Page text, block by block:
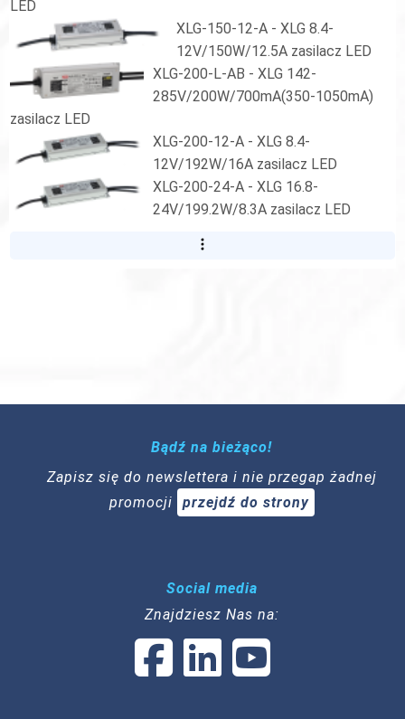
LED
XLG-150-12-A - XLG 8.4-
12V/150W/12.5A zasilacz LED
XLG-200-L-AB - XLG 142-
285V/200W/700mA(350-1050mA)
zasilacz LED
XLG-200-12-A - XLG 8.4-
12V/192W/16A zasilacz LED
XLG-200-24-A - XLG 16.8-
24V/199.2W/8.3A zasilacz LED
Bądź na bieżąco!
Zapisz się do newslettera i nie przegap żadnej
promocji
przejdź do strony
Social media
Znajdziesz Nas na: